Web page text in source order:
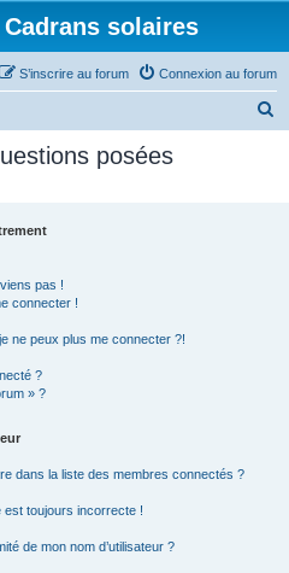
solaires
Connexion au forum
S’inscrire au forum
posées
pas !
connecter !
ne peux plus me connecter ?!
?
» ?
dans la liste des membres connectés ?
est toujours incorrecte !
de mon nom d’utilisateur ?